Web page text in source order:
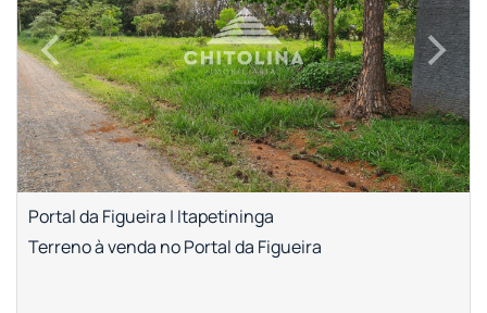
‹Previous ›
Next
Portal da Figueira | Itapetininga
Terreno à venda no Portal da Figueira